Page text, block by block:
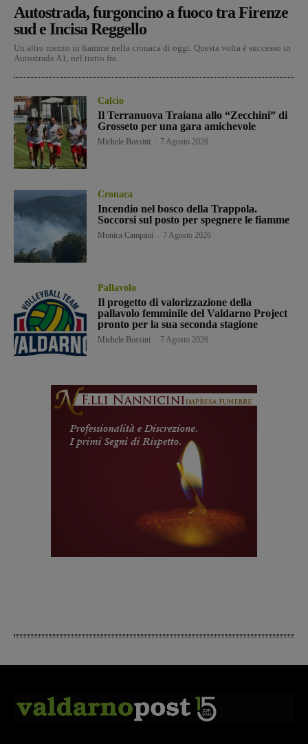
Autostrada, furgoncino a fuoco tra Firenze
sud e Incisa Reggello
Un altro mezzo in fiamme nella cronaca di oggi. Questa volta è successo in
Autostrada A1, nel tratto fra...
Calcio
Il Terranuova Traiana allo “Zecchini” di
Grosseto per una gara amichevole
Michele Bossini 7 Agosto 2026
Cronaca
Incendio nel bosco della Trappola.
Soccorsi sul posto per spegnere le fiamme
Monica Campani 7 Agosto 2026
Pallavolo
Il progetto di valorizzazione della
pallavolo femminile del Valdarno Project
pronto per la sua seconda stagione
Michele Bossini 7 Agosto 2026